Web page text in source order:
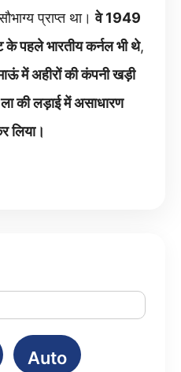
प्राप्त था।वे 1949
पहले भारतीय कर्नल भी थे,
में अहीरों की कंपनी खड़ी
की लड़ाई में असाधारण
लिया।
Auto